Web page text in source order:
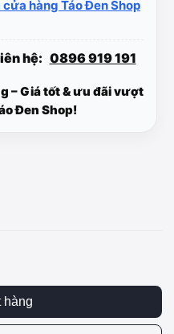
cửa hàng Táo Đen Shop
hệ: 0896 919 191
– Giá tốt & ưu đãi vượt
Đen Shop!
hàng